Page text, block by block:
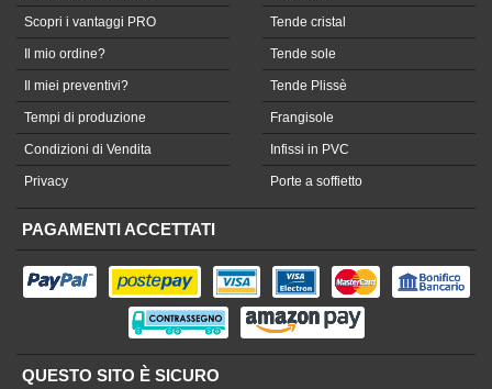
Scopri i vantaggi PRO
Il mio ordine?
Il miei preventivi?
Tempi di produzione
Condizioni di Vendita
Privacy
Tende cristal
Tende sole
Tende Plissè
Frangisole
Infissi in PVC
Porte a soffietto
PAGAMENTI ACCETTATI
QUESTO SITO È SICURO